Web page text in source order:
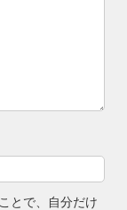
とで、自分だけ